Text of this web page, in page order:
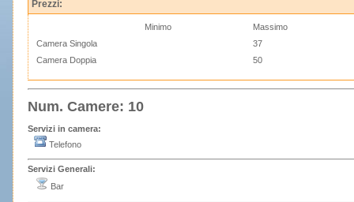
Prezzi:
Minimo
Massimo
Camera Singola
37
Camera Doppia
50
Num. Camere: 10
Servizi in camera:
Telefono
Servizi Generali:
Bar